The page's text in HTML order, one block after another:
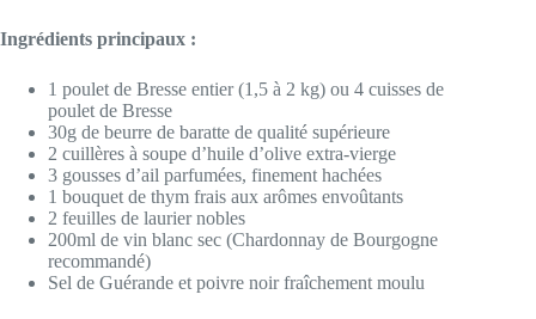
Ingrédients principaux :
1 poulet de Bresse entier (1,5 à 2 kg) ou 4 cuisses de
poulet de Bresse
30g de beurre de baratte de qualité supérieure
2 cuillères à soupe d’huile d’olive extra-vierge
3 gousses d’ail parfumées, finement hachées
1 bouquet de thym frais aux arômes envoûtants
2 feuilles de laurier nobles
200ml de vin blanc sec (Chardonnay de Bourgogne
recommandé)
Sel de Guérande et poivre noir fraîchement moulu